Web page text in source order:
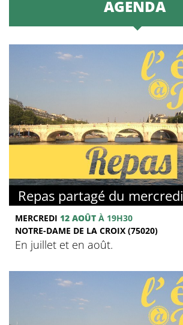
AGENDA
Repas partagé du mercredi
MERCREDI 12 AOÛT À 19H30
NOTRE-DAME DE LA CROIX (75020)
En juillet et en août.